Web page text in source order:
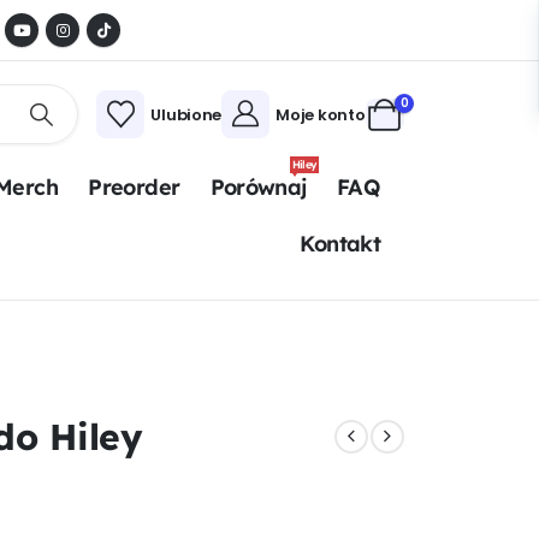
Ulubione Moje konto
0
Preorder Porównaj
Hiley
FAQ
Kontakt
Hiley